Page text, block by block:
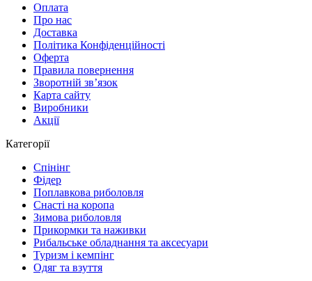
Оплата
Про нас
Доставка
Політика Конфіденційності
Оферта
Правила повернення
Зворотній зв’язок
Карта сайту
Виробники
Акції
Категорії
Спінінг
Фідер
Поплавкова риболовля
Снасті на коропа
Зимова риболовля
Прикормки та наживки
Рибальське обладнання та аксесуари
Туризм і кемпінг
Одяг та взуття